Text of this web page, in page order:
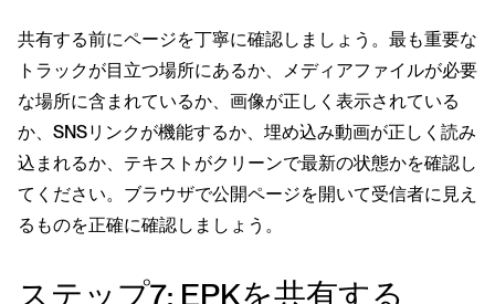
共有する前にページを丁寧に確認しましょう。最も重要な
トラックが目立つ場所にあるか、メディアファイルが必要
な場所に含まれているか、画像が正しく表示されている
か、SNSリンクが機能するか、埋め込み動画が正しく読み
込まれるか、テキストがクリーンで最新の状態かを確認し
てください。ブラウザで公開ページを開いて受信者に見え
るものを正確に確認しましょう。
ステップ7: EPKを共有する